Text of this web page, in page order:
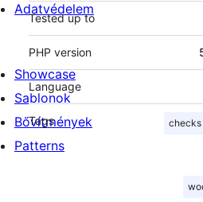
Tested up to
PHP version
Language
Tags checks
Adatvédelem
Showcase
Sablonok
Bővítmények
Patterns